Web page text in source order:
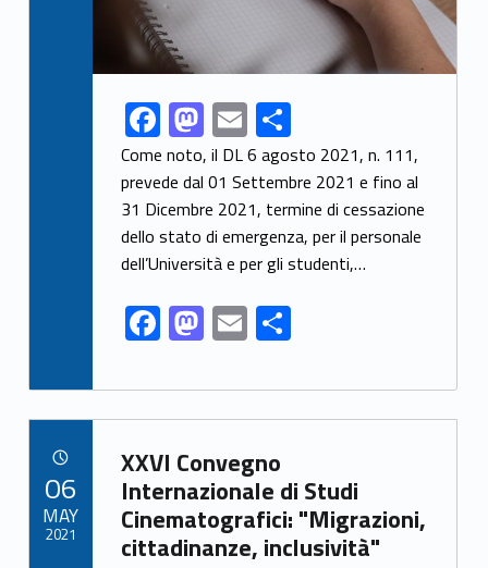
Link identifier share facebook archive #share-link-archive-21806F
ac
e
b
o
o
k
M
as
to
d
o
n
E
m
ai
l
C
o
n
di
vi
di
Come noto, il DL 6 agosto 2021, n. 111,
prevede dal 01 Settembre 2021 e fino al
31 Dicembre 2021, termine di cessazione
dello stato di emergenza, per il personale
dell’Università e per gli studenti,…
F
ac
e
b
o
o
k
M
as
to
d
o
n
E
m
ai
l
C
o
n
di
di
Link identifier archive #link-archive-61236
XXVI Convegno
Internazionale di Studi
Cinematografici: "Migrazioni,
cittadinanze, inclusività"
06
MAY
2021